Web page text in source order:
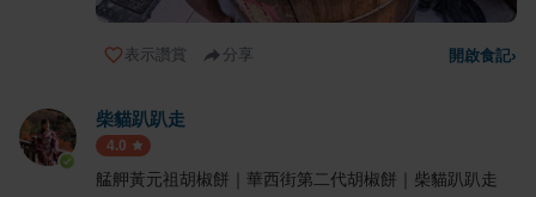
表示讚賞 分享 開啟食記›
柴貓趴趴走
4.0
艋舺黃元祖胡椒餅｜華西街第二代胡椒餅｜柴貓趴趴走